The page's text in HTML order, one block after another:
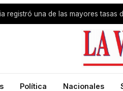
Política Nacionales